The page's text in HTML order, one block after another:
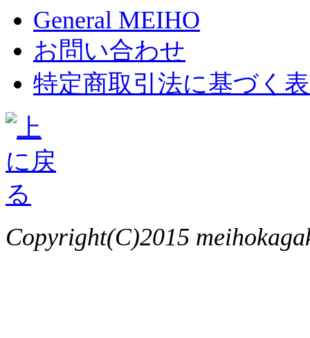
General MEIHO
お問い合わせ
特定商取引法に基づく
Copyright(C)2015